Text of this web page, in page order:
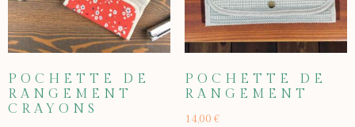
POCHETTE DE
RANGEMENT
CRAYONS
POCHETTE DE
RANGEMENT
14,00 €